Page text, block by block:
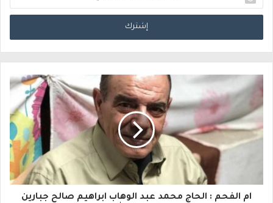
د
خ
ب
ر
ي
ا
ام الفحم : الحاج محمد عبد الوهاب ابراهيم صالح جبارين